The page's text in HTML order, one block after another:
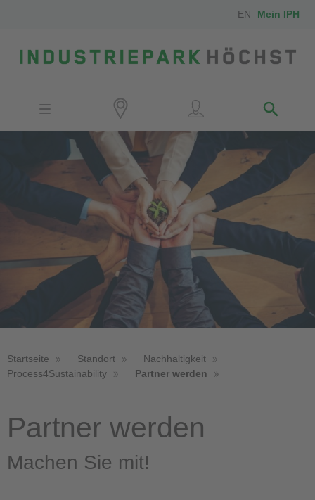
EN Mein IPH
IPH-Mitarbeiter
Anfahrt
Startseite Standort
Nachhaltigkeit
Process4Sustainability
Partner werden
Partner werden
Machen Sie mit!